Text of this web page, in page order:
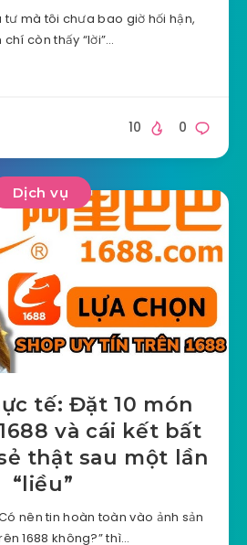
tư mà tôi chưa bao giờ hối hận,
chí còn thấy “lời”…
0
10
Dịch vụ
tế: Đặt 10 món
và cái kết bất
thật sau một lần
“liều”
nên tin hoàn toàn vào ảnh sản
1688 không?” thì…